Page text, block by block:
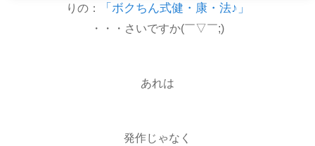
りの： 「ボクちん式健・康・法♪」
・・・さいですか(￣▽￣;)
あれは
発作じゃなく